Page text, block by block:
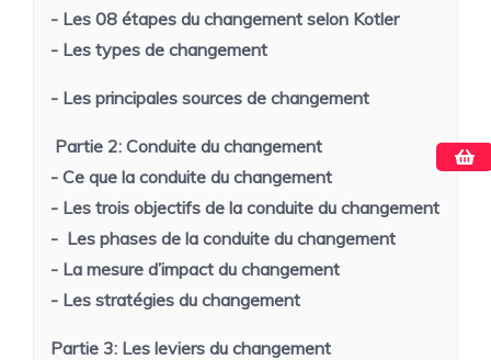
- Les 08 étapes du changement selon Kotler
- Les types de changement
- Les principales sources de changement
Partie 2: Conduite du changement
- Ce que la conduite du changement
- Les trois objectifs de la conduite du changement
- Les phases de la conduite du changement
- La mesure d’impact du changement
- Les stratégies du changement
Partie 3: Les leviers du changement